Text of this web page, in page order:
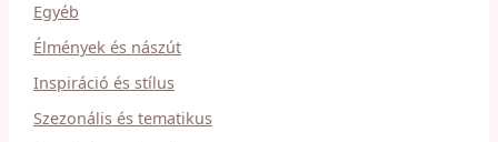
Egyéb
Élmények és nászút
Inspiráció és stílus
Szezonális és tematikus